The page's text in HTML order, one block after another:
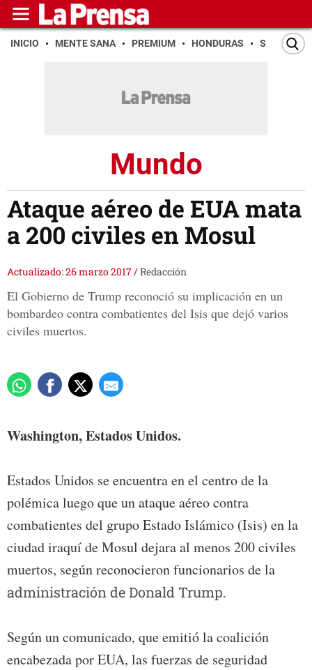
INICIO MENTE SANA PREMIUM HONDURAS SAN PEDRO
Mundo
Ataque aéreo de EUA mata
a 200 civiles en Mosul
Actualizado: 26 marzo 2017/Redacción
El Gobierno de Trump reconoció su implicación en un
bombardeo contra combatientes del Isis que dejó varios
civiles muertos.
Washington, Estados Unidos.
Estados Unidos se encuentra en el centro de la
polémica luego que un ataque aéreo contra
combatientes del grupo Estado Islámico (Isis) en la
ciudad iraquí de Mosul dejara al menos 200 civiles
muertos, según reconocieron funcionarios de la
administración de Donald Trump.
Según un comunicado, que emitió la coalición
encabezada por EUA, las fuerzas de seguridad